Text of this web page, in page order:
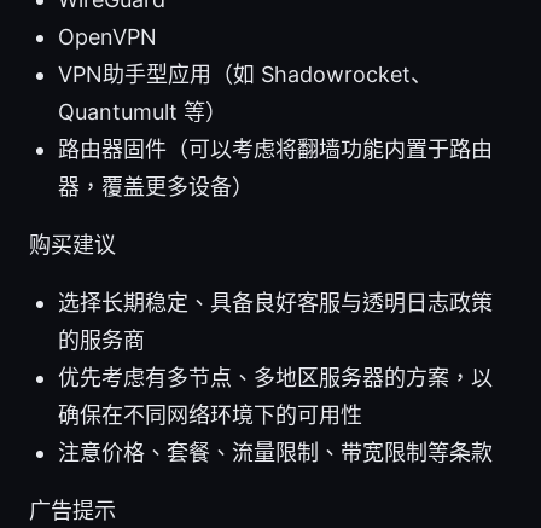
OpenVPN
VPN助手型应用（如 Shadowrocket、
Quantumult 等）
路由器固件（可以考虑将翻墙功能内置于路由
器，覆盖更多设备）
购买建议
选择长期稳定、具备良好客服与透明日志政策
的服务商
优先考虑有多节点、多地区服务器的方案，以
确保在不同网络环境下的可用性
注意价格、套餐、流量限制、带宽限制等条款
广告提示